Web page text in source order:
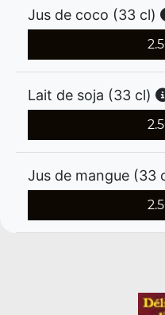
Jus de coco (33 cl)
Lait de soja (33 cl)
Jus de mangue (33